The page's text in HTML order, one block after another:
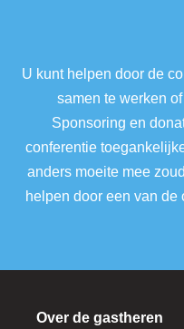
U kunt helpen door de
samen te werken
Sponsoring en
conferentie
anders moeite mee
helpen door een van de
Over de gastheren